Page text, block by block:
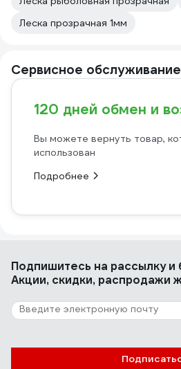
Леска прозрачная 1мм
Сервисное обслуживание
120 дней обмен и
Вы можете вернуть товар,
использован
Подробнее
Подпишитесь на рассылкуи
Акции, скидки, распродажи